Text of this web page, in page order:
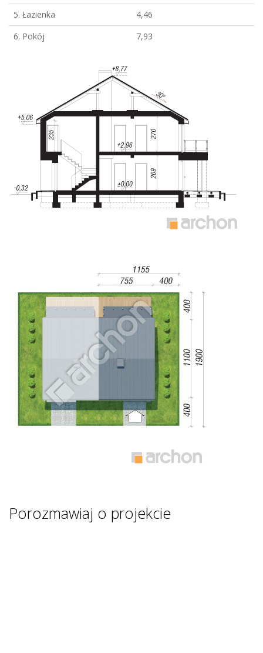
5. Łazienka
4,46
6. Pokój
7,93
Porozmawiaj o projekcie